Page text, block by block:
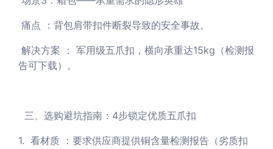
痛点 ：背包肩带扣件断裂导致的安全事故。
解决方案 ： 军用级五爪扣，横向承重达15kg（检测报
告可下载）。
三、选购避坑指南：4步锁定优质五爪扣
1. 看材质 ：要求供应商提供铜含量检测报告（劣质扣